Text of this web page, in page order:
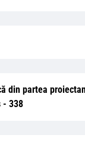
partea
- 338